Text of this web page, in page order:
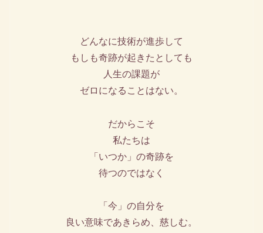
どんなに技術が進歩して
もしも奇跡が起きたとしても
人生の課題が
ゼロになることはない。
だからこそ
私たちは
「いつか」の奇跡を
待つのではなく
「今」の自分を
良い意味であきらめ、慈しむ。